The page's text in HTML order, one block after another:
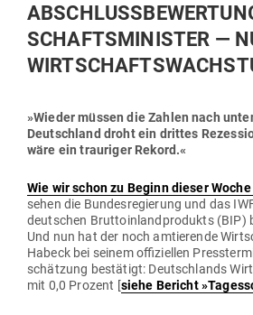
SCHAFTS­MI­NISTER —
»Wieder müssen die Zahlen nach
Deutschland droht ein drittes
wäre ein trau­riger Rekord.«
Wie wir schon zu Beginn dieser
sehen die Bun­des­re­gierung und das
deut­schen Brut­to­in­land­pro­dukts (BIP)
Und nun hat der noch amtie­rende
Habeck bei seinem offi­zi­ellen
schätzung bestätigt: Deutsch­lands
mit 0,0 Prozent [siehe Bericht